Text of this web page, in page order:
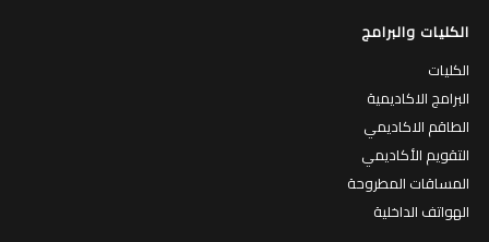
الكليات والبرامج
الكليات
البرامج الاكاديمية
الطاقم الاكاديمي
التقويم الأكاديمي
المساقات المطروحة
الهواتف الداخلية